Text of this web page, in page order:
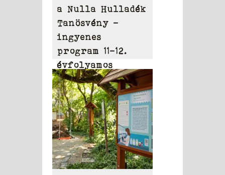
a Nulla Hulladék
Tanösvény –
ingyenes
program 11-12.
évfolyamos
diákoknak